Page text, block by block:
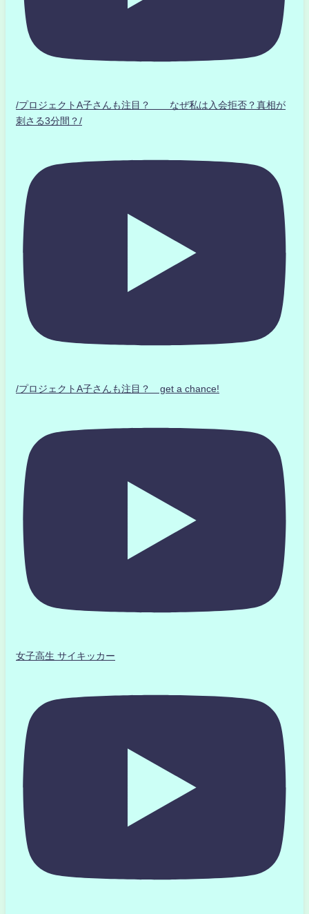
/プロジェクトA子さんも注目？ なぜ私は入会拒否？真相が
刺さる3分間？/
/プロジェクトA子さんも注目？ get a chance!
女子高生 サイキッカー